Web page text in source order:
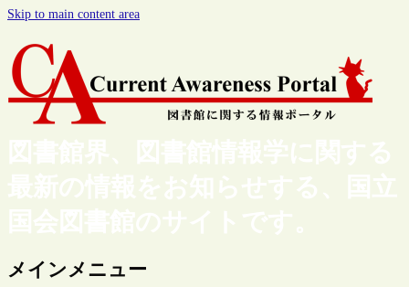
Skip to main content area
図書館界、図書館情報学に関する
最新の情報をお知らせする、国立
国会図書館のサイトです。
メインメニュー